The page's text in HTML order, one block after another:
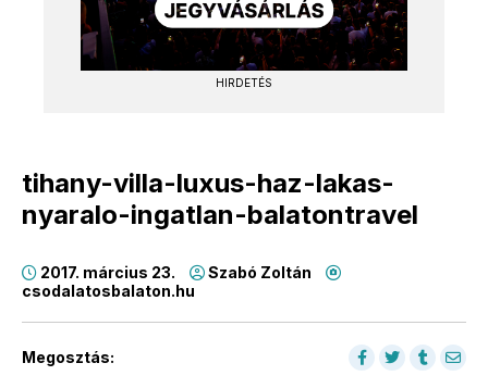
HIRDETÉS
tihany-villa-luxus-haz-lakas-
nyaralo-ingatlan-balatontravel
2017. március 23.
Szabó Zoltán
csodalatosbalaton.hu
Megosztás: